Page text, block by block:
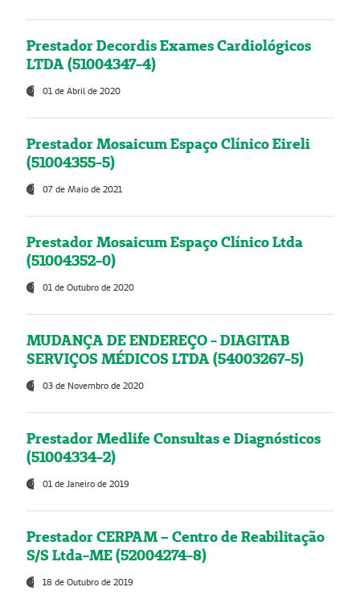
Prestador Decordis Exames Cardiológicos
LTDA (51004347-4)
01 de Abril de 2020
Prestador Mosaicum Espaço Clínico Eireli
(51004355-5)
07 de Maio de 2021
Prestador Mosaicum Espaço Clínico Ltda
(51004352-0)
01 de Outubro de 2020
MUDANÇA DE ENDEREÇO - DIAGITAB
SERVIÇOS MÉDICOS LTDA (54003267-5)
03 de Novembro de 2020
Prestador Medlife Consultas e Diagnósticos
(51004334-2)
01 de Janeiro de 2019
Prestador CERPAM – Centro de Reabilitação
S/S Ltda-ME (52004274-8)
18 de Outubro de 2019